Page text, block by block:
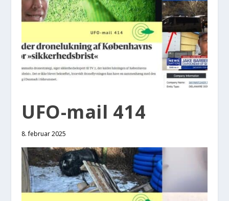
UFO-mail 414
8. februar 2025